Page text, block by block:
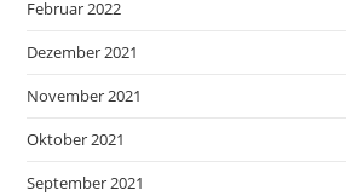
Februar 2022
Dezember 2021
November 2021
Oktober 2021
September 2021